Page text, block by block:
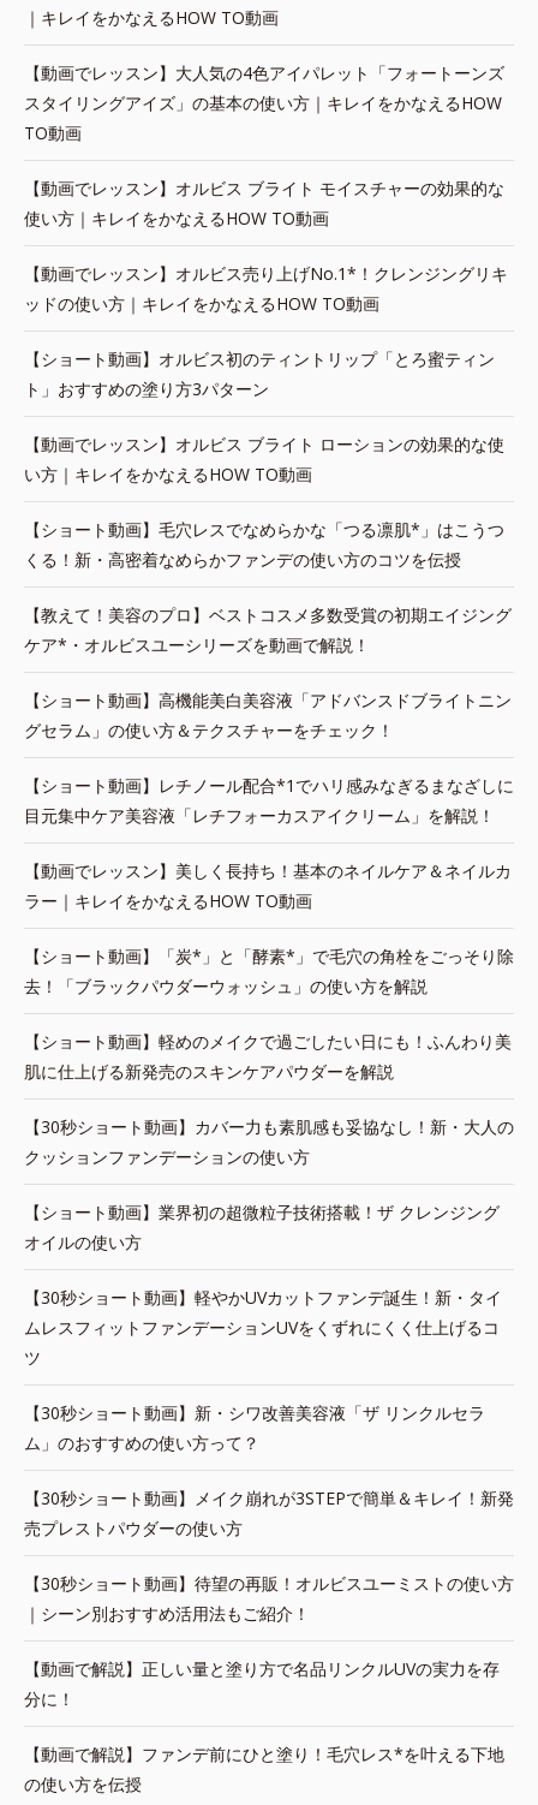
｜キレイをかなえるHOW TO動画
【動画でレッスン】大人気の4色アイパレット「フォートーンズ
スタイリングアイズ」の基本の使い方｜キレイをかなえるHOW
TO動画
【動画でレッスン】オルビス ブライト モイスチャーの効果的な
使い方｜キレイをかなえるHOW TO動画
【動画でレッスン】オルビス売り上げNo.1*！クレンジングリキ
ッドの使い方｜キレイをかなえるHOW TO動画
【ショート動画】オルビス初のティントリップ「とろ蜜ティン
ト」おすすめの塗り方3パターン
【動画でレッスン】オルビス ブライト ローションの効果的な使
い方｜キレイをかなえるHOW TO動画
【ショート動画】毛穴レスでなめらかな「つる凛肌*」はこうつ
くる！新・高密着なめらかファンデの使い方のコツを伝授
【教えて！美容のプロ】ベストコスメ多数受賞の初期エイジング
ケア*・オルビスユーシリーズを動画で解説！
【ショート動画】高機能美白美容液「アドバンスドブライトニン
グセラム」の使い方＆テクスチャーをチェック！
【ショート動画】レチノール配合*1でハリ感みなぎるまなざしに
目元集中ケア美容液「レチフォーカスアイクリーム」を解説！
【動画でレッスン】美しく長持ち！基本のネイルケア＆ネイルカ
ラー｜キレイをかなえるHOW TO動画
【ショート動画】「炭*」と「酵素*」で毛穴の角栓をごっそり除
去！「ブラックパウダーウォッシュ」の使い方を解説
【ショート動画】軽めのメイクで過ごしたい日にも！ふんわり美
肌に仕上げる新発売のスキンケアパウダーを解説
【30秒ショート動画】カバー力も素肌感も妥協なし！新・大人の
クッションファンデーションの使い方
【ショート動画】業界初の超微粒子技術搭載！ザ クレンジング
オイルの使い方
【30秒ショート動画】軽やかUVカットファンデ誕生！新・タイ
ムレスフィットファンデーションUVをくずれにくく仕上げるコ
ツ
【30秒ショート動画】新・シワ改善美容液「ザ リンクルセラ
ム」のおすすめの使い方って？
【30秒ショート動画】メイク崩れが3STEPで簡単＆キレイ！新発
売プレストパウダーの使い方
【30秒ショート動画】待望の再販！オルビスユーミストの使い方
｜シーン別おすすめ活用法もご紹介！
【動画で解説】正しい量と塗り方で名品リンクルUVの実力を存
分に！
【動画で解説】ファンデ前にひと塗り！毛穴レス*を叶える下地
の使い方を伝授